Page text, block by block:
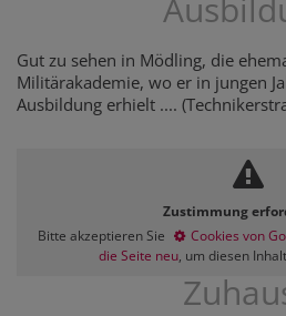
Gut zu sehen in Mödling, die
Militärakademie, wo er in jungen
Ausbildung erhielt ....
Zustimmung
Bitte akzeptieren Sie
Cookies von
die Seite neu, um diesen